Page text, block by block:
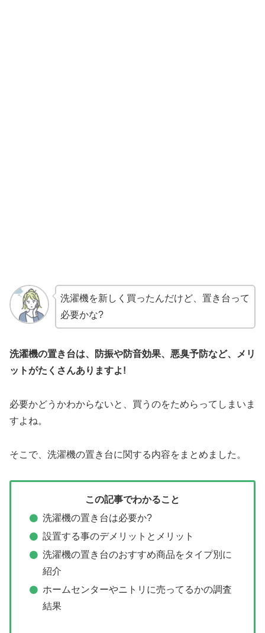
洗濯機を新しく買ったんだけど、置き台って
必要かな?
洗濯機の置き台は、防振や防音効果、悪臭予防など、メリ
ットがたくさんありますよ!
必要かどうかわからないと、買うのをためらってしまいま
すよね。
そこで、洗濯機の置き台に関する内容をまとめました。
この記事でわかること
洗濯機の置き台は必要か?
設置する事のデメリットとメリット
洗濯機の置き台のおすすめ商品をタイプ別に
紹介
ホームセンターやニトリに売ってるかの調査
結果